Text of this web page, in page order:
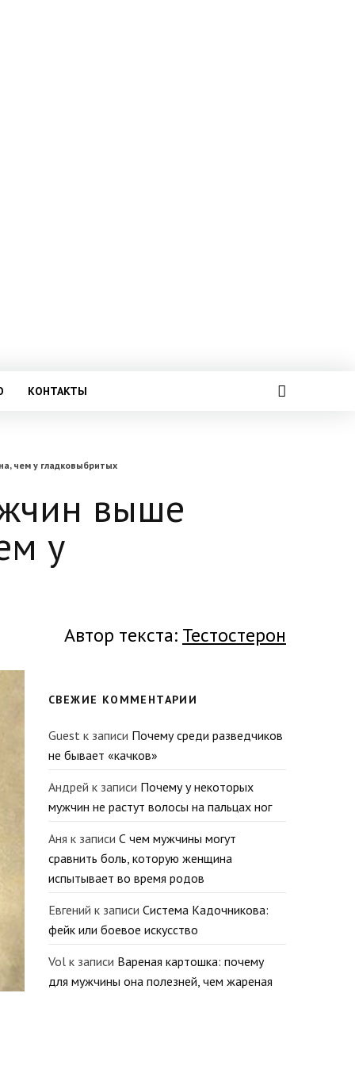
КОНТАКТЫ
чем у гладковыбритых
выше
у
Автор текста: Тестостерон
СВЕЖИЕ КОММЕНТАРИИ
Guest к записи Почему среди разведчиков
не бывает «качков»
Андрей к записи Почему у некоторых
мужчин не растут волосы на пальцах ног
Аня к записи С чем мужчины могут
сравнить боль, которую женщина
испытывает во время родов
Евгений к записи Система Кадочникова:
фейк или боевое искусство
Vol к записи Вареная картошка: почему
для мужчины она полезней, чем жареная